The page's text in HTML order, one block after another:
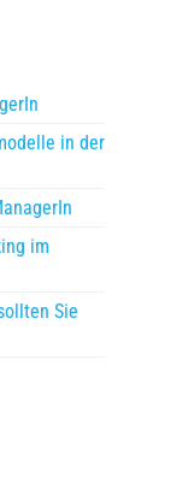
in der
im
Sie